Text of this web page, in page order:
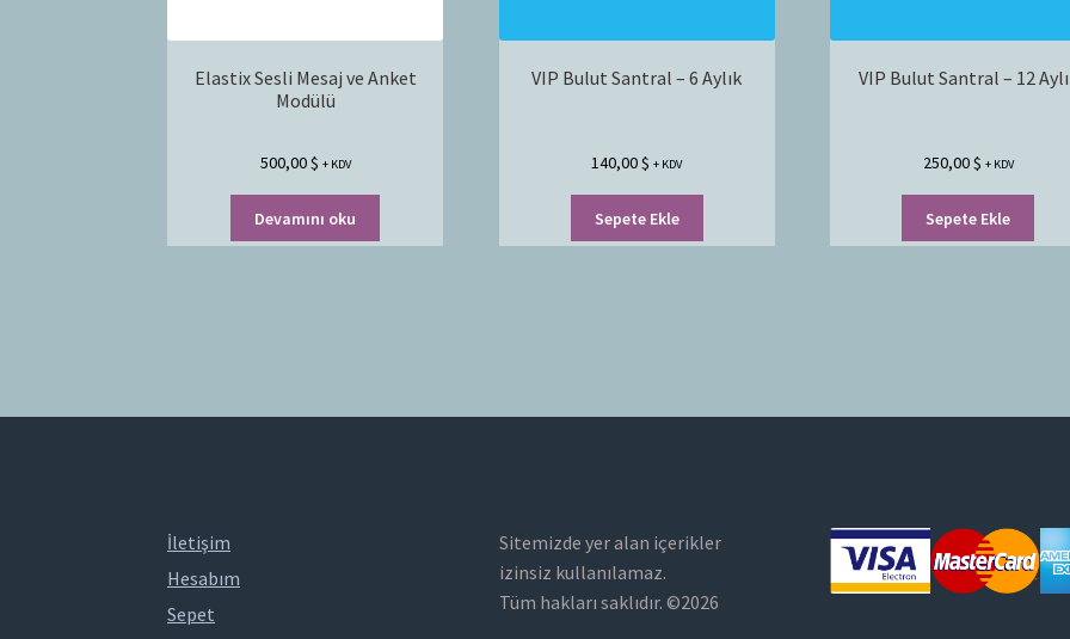
Elastix Sesli Mesaj ve Anket
Modülü
500,00$ + KDV
Devamını oku
VIP Bulut Santral – 6 Aylık
140,00$ + KDV
Sepete Ekle
VIP Bulut Santral – 12
250,00$ + KDV
Sepete Ekle
İletişim
Hesabım
Sepet
Sitemizde yer alan içerikler
izinsiz kullanılamaz.
Tüm hakları saklıdır. ©2026